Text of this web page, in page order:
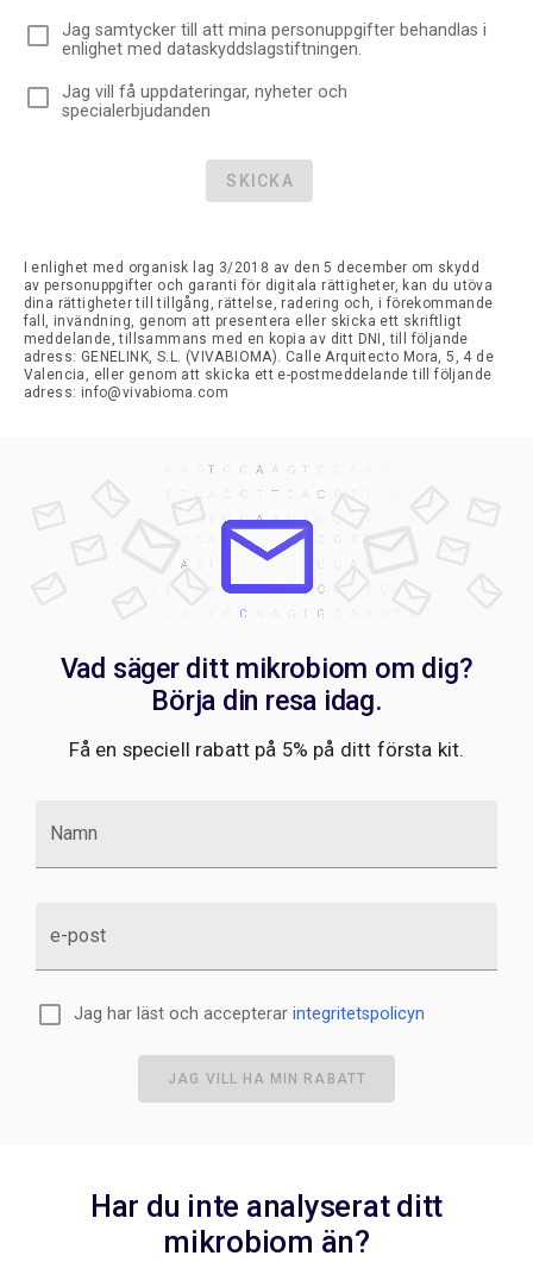
Jag samtycker till att mina personuppgifter behandlas i
enlighet med dataskyddslagstiftningen.
Jag vill få uppdateringar, nyheter och
specialerbjudanden
SKICKA
I enlighet med organisk lag 3/2018 av den 5 december om skydd
av personuppgifter och garanti för digitala rättigheter, kan du utöva
dina rättigheter till tillgång, rättelse, radering och, i förekommande
fall, invändning, genom att presentera eller skicka ett skriftligt
meddelande, tillsammans med en kopia av ditt DNI, till följande
adress: GENELINK, S.L. (VIVABIOMA). Calle Arquitecto Mora, 5, 4 de
Valencia, eller genom att skicka ett e-postmeddelande till följande
adress: info@vivabioma.com
Vad säger ditt mikrobiom om dig?
Börja din resa idag.
Få en speciell rabatt på 5% på ditt första kit.
Namn
e-post
Jag har läst och accepterar integritetspolicyn
JAG VILL HA MIN RABATT
Har du inte analyserat ditt
mikrobiom än?